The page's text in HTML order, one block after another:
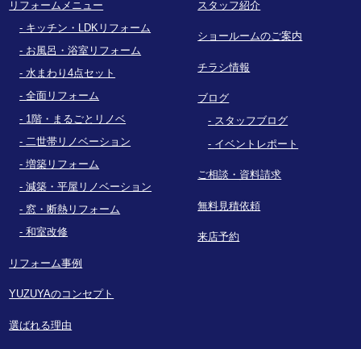
リフォームメニュー
キッチン・LDKリフォーム
お風呂・浴室リフォーム
水まわり4点セット
全面リフォーム
1階・まるごとリノベ
二世帯リノベーション
増築リフォーム
減築・平屋リノベーション
窓・断熱リフォーム
和室改修
リフォーム事例
YUZUYAのコンセプト
選ばれる理由
スタッフ紹介
ショールームのご案内
チラシ情報
ブログ
スタッフブログ
イベントレポート
ご相談・資料請求
無料見積依頼
来店予約